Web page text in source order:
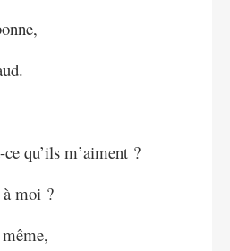
qu’ils m’aiment ?
à moi ?